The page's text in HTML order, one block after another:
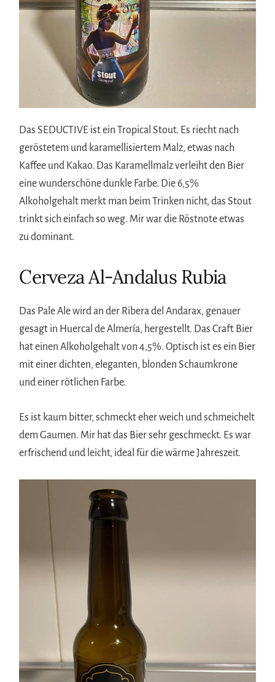
Das SEDUCTIVE ist ein Tropical Stout. Es riecht nach
geröstetem und karamellisiertem Malz, etwas nach
Kaffee und Kakao. Das Karamellmalz verleiht den Bier
eine wunderschöne dunkle Farbe. Die 6,5%
Alkoholgehalt merkt man beim Trinken nicht, das Stout
trinkt sich einfach so weg. Mir war die Röstnote etwas
zu dominant.
Cerveza Al-Andalus Rubia
Das Pale Ale wird an der Ribera del Andarax, genauer
gesagt in Huercal de Almería, hergestellt. Das Craft Bier
hat einen Alkoholgehalt von 4,5%. Optisch ist es ein Bier
mit einer dichten, eleganten, blonden Schaumkrone
und einer rötlichen Farbe.
Es ist kaum bitter, schmeckt eher weich und schmeichelt
dem Gaumen. Mir hat das Bier sehr geschmeckt. Es war
erfrischend und leicht, ideal für die wärme Jahreszeit.